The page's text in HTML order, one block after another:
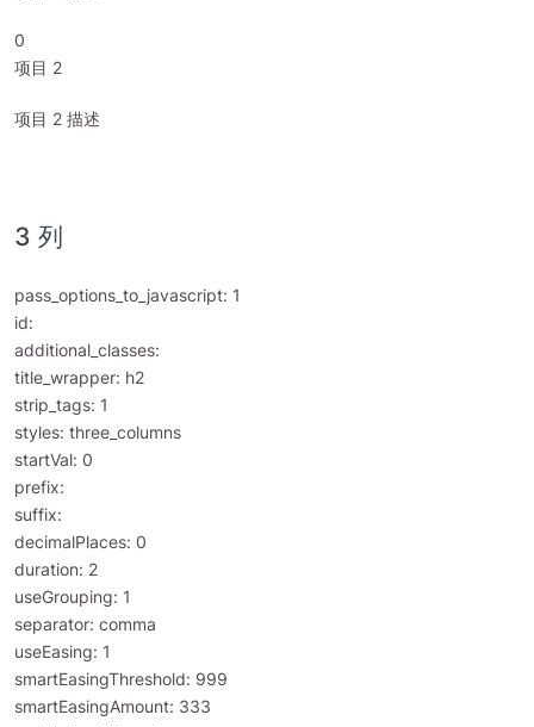
0
项目 2
项目 2 描述
3 列
pass_options_to_javascript: 1
id:
additional_classes:
title_wrapper: h2
strip_tags: 1
styles: three_columns
startVal: 0
prefix:
suffix:
decimalPlaces: 0
duration: 2
useGrouping: 1
separator: comma
useEasing: 1
smartEasingThreshold: 999
smartEasingAmount: 333